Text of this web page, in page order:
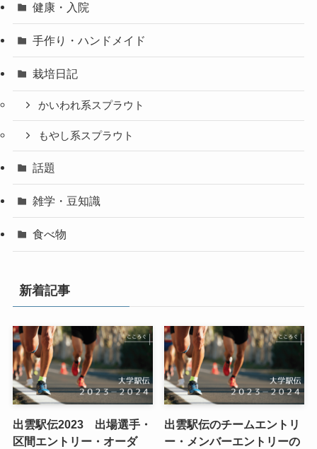
健康・入院
手作り・ハンドメイド
栽培日記
かいわれ系スプラウト
もやし系スプラウト
話題
雑学・豆知識
食べ物
新着記事
出雲駅伝2023 出場選手・
区間エントリー・オーダ
出雲駅伝のチームエントリ
ー・メンバーエントリーの